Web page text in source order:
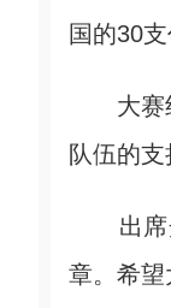
国的30
大赛组
队伍的
出席开
章。希望